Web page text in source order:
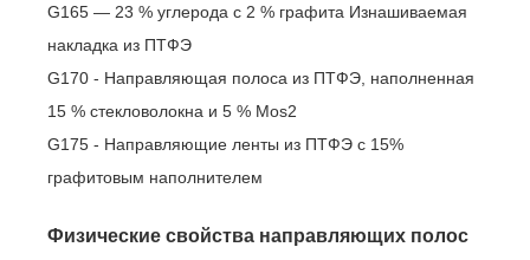
G165 — 23 % углерода с 2 % графита Изнашиваемая
накладка из ПТФЭ
G170 - Направляющая полоса из ПТФЭ, наполненная
15 % стекловолокна и 5 % Mos2
G175 - Направляющие ленты из ПТФЭ с 15%
графитовым наполнителем
Физические свойства направляющих полос